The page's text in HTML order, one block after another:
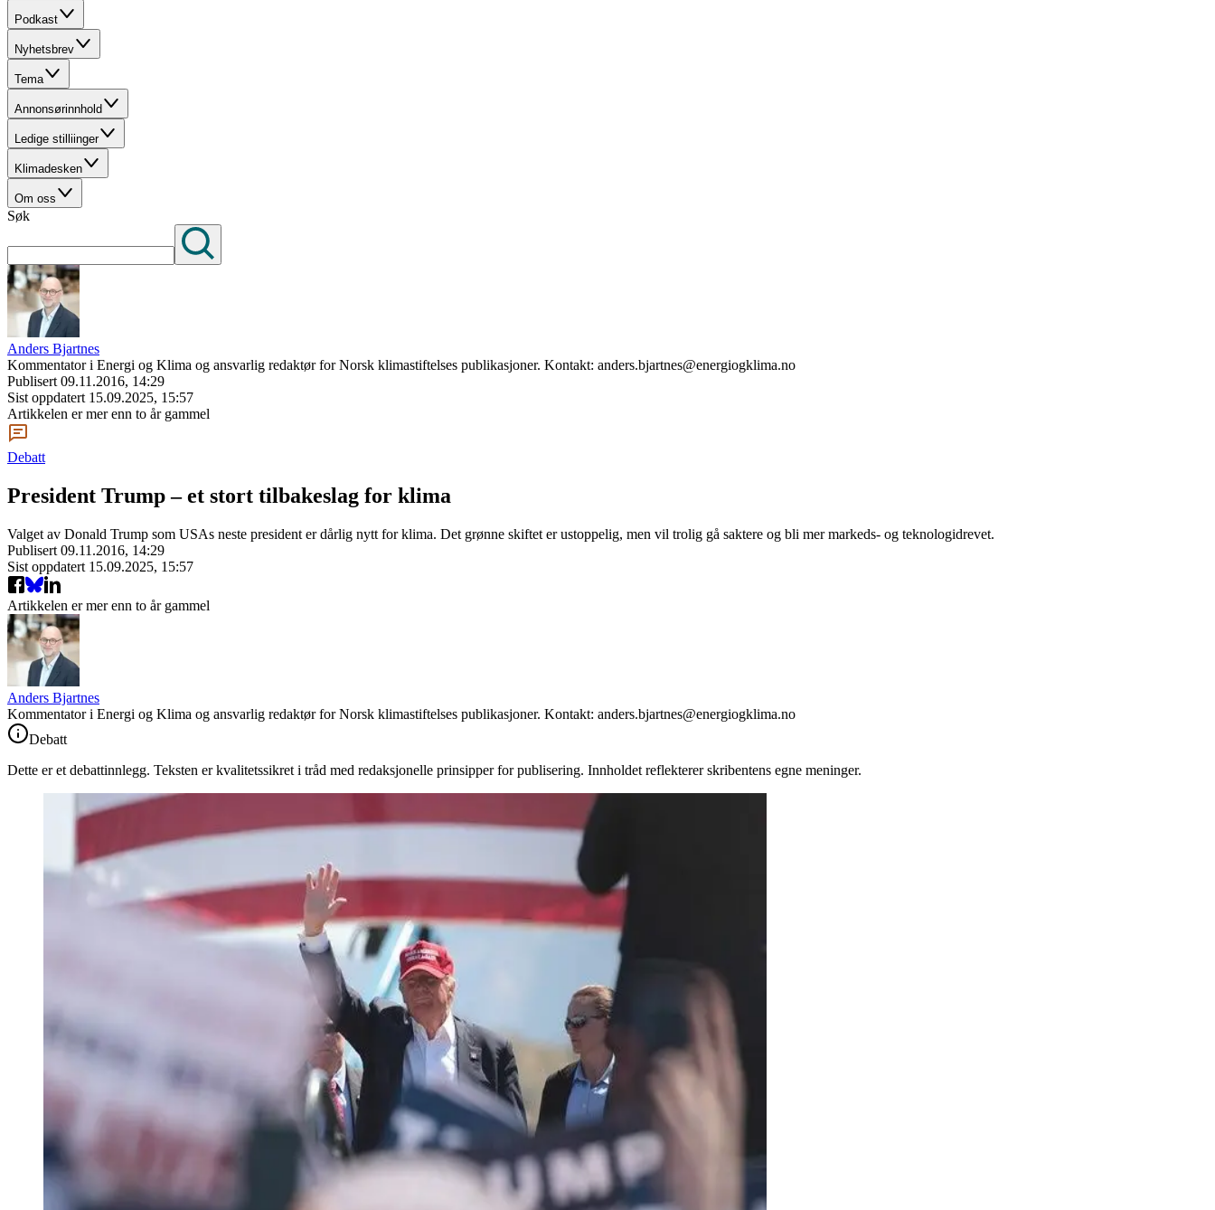
Podkast
Nyhetsbrev
Tema
Annonsørinnhold
Ledige stilliinger
Klimadesken
Om oss
Søk
Anders Bjartnes
Kommentator i Energi og Klima og ansvarlig redaktør for Norsk klimastiftelses publikasjoner. Kontakt: anders.bjartnes@energiogklima.no
Publisert 09.11.2016, 14:29
Sist oppdatert 15.09.2025, 15:57
Artikkelen er mer enn to år gammel
Debatt
President Trump – et stort tilbakeslag for klima
Valget av Donald Trump som USAs neste president er dårlig nytt for klima. Det grønne skiftet er ustoppelig, men vil trolig gå saktere og bli mer markeds- og teknologidrevet.
Publisert 09.11.2016, 14:29
Sist oppdatert 15.09.2025, 15:57
Artikkelen er mer enn to år gammel
Anders Bjartnes
Kommentator i Energi og Klima og ansvarlig redaktør for Norsk klimastiftelses publikasjoner. Kontakt: anders.bjartnes@energiogklima.no
Debatt
Dette er et debattinnlegg. Teksten er kvalitetssikret i tråd med redaksjonelle prinsipper for publisering. Innholdet reflekterer skribentens egne meninger.